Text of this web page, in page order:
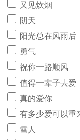
又见炊烟
阴天
阳光总在风雨后
勇气
祝你一路顺风
值得一辈子去爱
真的爱你
有多少爱可以重
雪人